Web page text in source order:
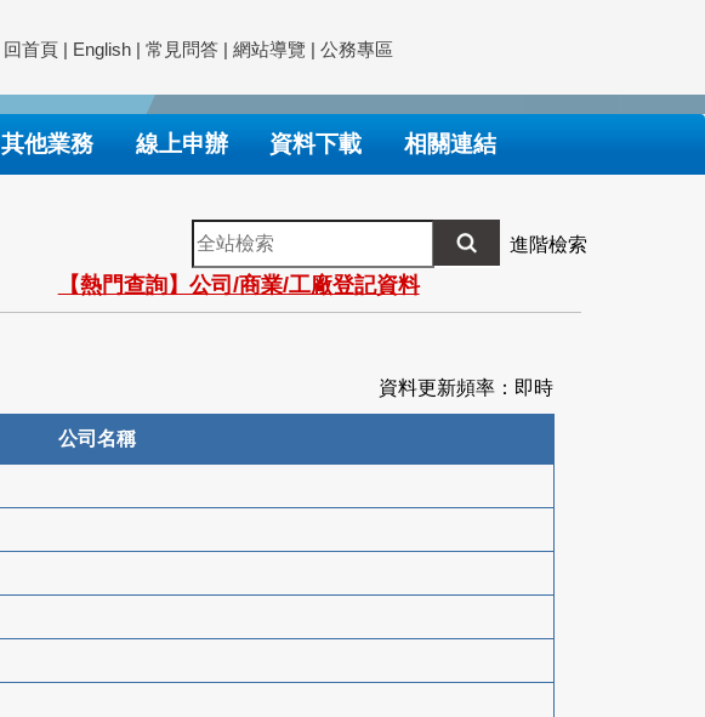
回首頁 | English | 常見問答 | 網站導覽 | 公務專區
其他業務 線上申辦 資料下載 相關連結
全
站
檢
索
進階檢索
【熱門查詢】公司/商業/工廠登記資料
資料更新頻率：即時
公司名稱